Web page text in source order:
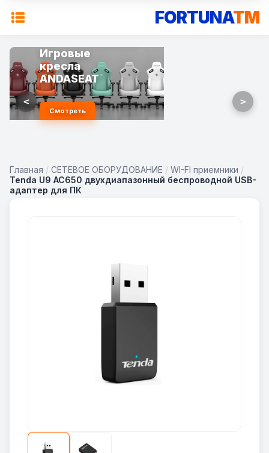
FORTUNATM
Игровые
кресла
ANDASEAT
Смотреть
< >
Главная / СЕТЕВОЕ ОБОРУДОВАНИЕ / WI-FI приемники /
Tenda U9 AC650 двухдиапазонный беспроводной USB-
адаптер для ПК